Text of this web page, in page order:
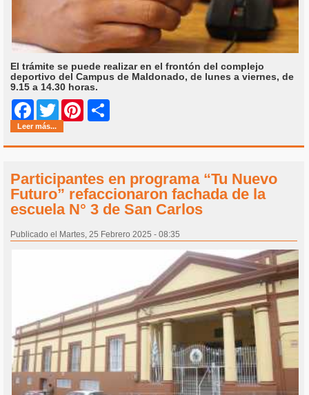
El trámite se puede realizar en el frontón del complejo
deportivo del Campus de Maldonado, de lunes a viernes, de
9.15 a 14.30 horas.
Facebook
Twitter Pinterest
Leer más...
Participantes en programa “Tu Nuevo
Futuro” refaccionaron fachada de la
escuela N° 3 de San Carlos
Publicado el Martes, 25 Febrero 2025 - 08:35